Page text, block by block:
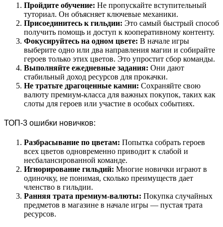
Пройдите обучение: Не пропускайте вступительный
туториал. Он объясняет ключевые механики.
Присоединитесь к гильдии: Это самый быстрый способ
получить помощь и доступ к кооперативному контенту.
Фокусируйтесь на одном цвете: В начале игры
выберите одно или два направления магии и собирайте
героев только этих цветов. Это упростит сбор команды.
Выполняйте ежедневные задания: Они дают
стабильный доход ресурсов для прокачки.
Не тратьте драгоценные камни: Сохраняйте свою
валюту премиум-класса для важных покупок, таких как
слоты для героев или участие в особых событиях.
ТОП-3 ошибки новичков:
Разбрасывание по цветам: Попытка собрать героев
всех цветов одновременно приводит к слабой и
несбалансированной команде.
Игнорирование гильдий: Многие новички играют в
одиночку, не понимая, сколько преимуществ дает
членство в гильдии.
Ранняя трата премиум-валюты: Покупка случайных
предметов в магазине в начале игры — пустая трата
ресурсов.